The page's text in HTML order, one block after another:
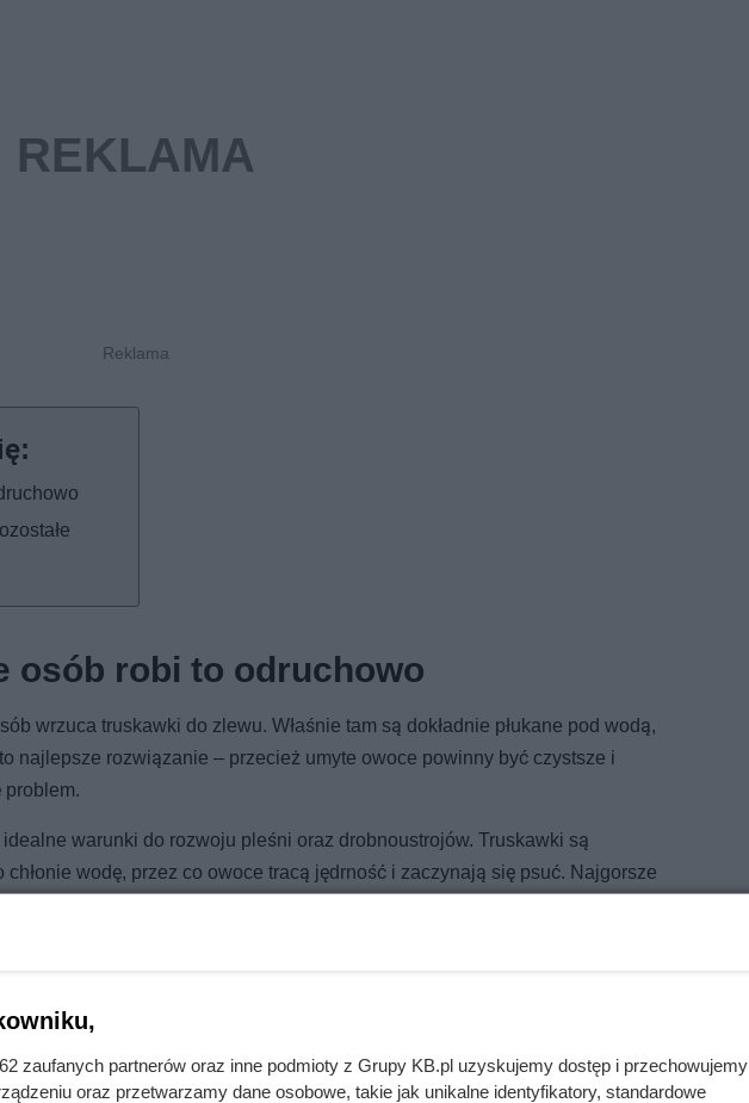
osób robi to odruchowo
wrzuca truskawki do zlewu. Właśnie tam są dokładnie płukane pod wodą,
najlepsze rozwiązanie – przecież umyte owoce powinny być czystsze i
problem.
warunki do rozwoju pleśni oraz drobnoustrojów. Truskawki są
wodę, przez co owoce tracą jędrność i zaczynają się psuć. Najgorsze
Wypróbuj ten domowy patent, zanim wezwiesz fachowca
zaufanych partnerów oraz inne podmioty z Grupy KB.pl uzyskujemy dostęp i przechowujemy
oraz przetwarzamy dane osobowe, takie jak unikalne identyfikatory, standardowe